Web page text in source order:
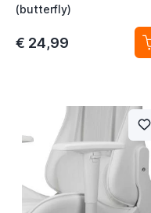
(butterfly)
€ 24,99